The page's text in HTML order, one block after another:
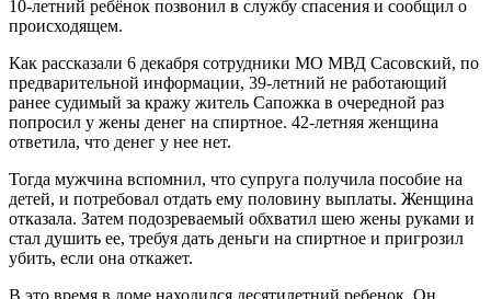
10-летний ребёнок позвонил в службу спасения и сообщил о
происходящем.
Как рассказали 6 декабря сотрудники МО МВД Сасовский, по
предварительной информации, 39-летний не работающий
ранее судимый за кражу житель Сапожка в очередной раз
попросил у жены денег на спиртное. 42-летняя женщина
ответила, что денег у нее нет.
Тогда мужчина вспомнил, что супруга получила пособие на
детей, и потребовал отдать ему половину выплаты. Женщина
отказала. Затем подозреваемый обхватил шею жены руками и
стал душить ее, требуя дать деньги на спиртное и пригрозил
убить, если она откажет.
В это время в доме находился десятилетний ребенок. Он